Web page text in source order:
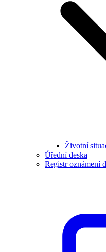
Životní
Úřední deska
Registr oznámení